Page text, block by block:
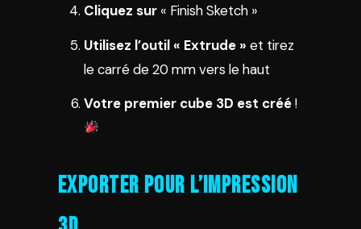
Cliquez sur « Finish Sketch »
Utilisez l’outil « Extrude » et tirez
le carré de 20 mm vers le haut
Votre premier cube 3D est créé!
Exporter pour l’Impression